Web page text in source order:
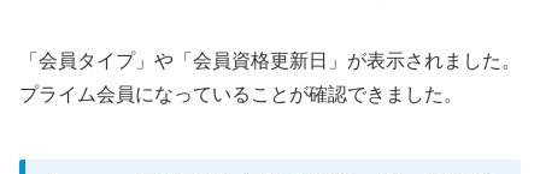
「会員タイプ」や「会員資格更新日」が表示されました。
プライム会員になっていることが確認できました。